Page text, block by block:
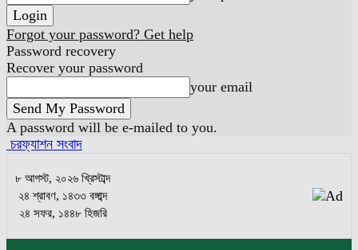
Forgot your password? Get help
Password recovery
Recover your password
your email
A password will be e-mailed to you.
চরফ্যাশন সংবাদ
৮ আগস্ট, ২০২৬ খ্রিস্টাব্দ
২৪ শ্রাবণ, ১৪৩৩ বঙ্গাব্দ
২৪ সফর, ১৪৪৮ হিজরি